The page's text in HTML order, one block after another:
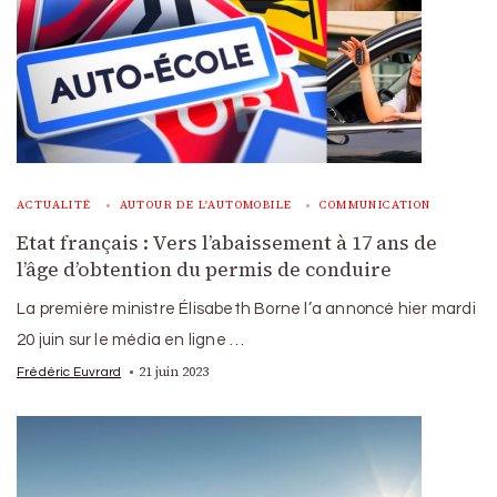
ACTUALITÉ AUTOUR DE L'AUTOMOBILE COMMUNICATION
Etat français : Vers l’abaissement à 17 ans de
l’âge d’obtention du permis de conduire
La première ministre Élisabeth Borne l’a annoncé hier mardi
20 juin sur le média en ligne …
Frédéric Euvrard 21 juin 2023